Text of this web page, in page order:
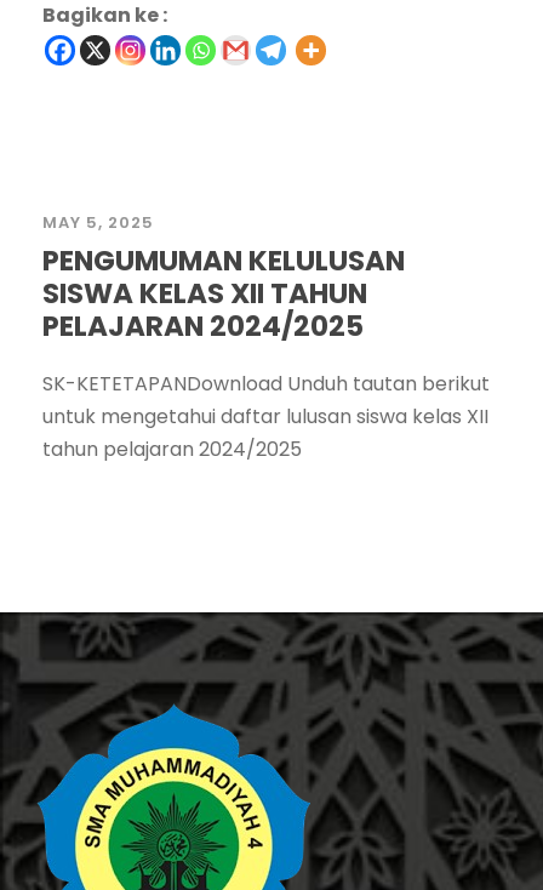
Bagikan ke :
MAY 5, 2025
PENGUMUMAN KELULUSAN
SISWA KELAS XII TAHUN
PELAJARAN 2024/2025
SK-KETETAPANDownload Unduh tautan berikut
untuk mengetahui daftar lulusan siswa kelas XII
tahun pelajaran 2024/2025